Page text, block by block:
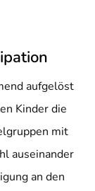
aufgelöst
Kinder die
mit
auseinander
an den